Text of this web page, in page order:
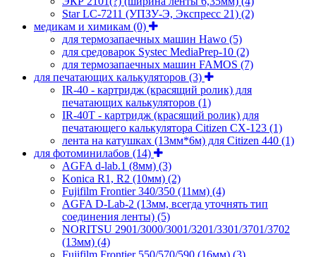
Star LC-7211 (УПЗУ-Э, Экспресс 21) (2)
медикам и химикам (0)
для термозапаечных машин Hawo (5)
для средоварок Systec MediaPrep-10 (2)
для термозапаечных машин FAMOS (7)
для печатающих калькуляторов (3)
IR-40 - картридж (красящий ролик) для
печатающих калькуляторов (1)
IR-40T - картридж (красящий ролик) для
печатающего калькулятора Citizen CX-123 (1)
лента на катушках (13мм*6м) для Citizen 440 (1)
для фотоминилабов (14)
AGFA d-lab.1 (8мм) (3)
Konica R1, R2 (10мм) (2)
Fujifilm Frontier 340/350 (11мм) (4)
AGFA D-Lab-2 (13мм, всегда уточнять тип
соединения ленты) (5)
NORITSU 2901/3000/3001/3201/3301/3701/3702
(13мм) (4)
Fujifilm Frontier 550/570/590 (16мм) (3)